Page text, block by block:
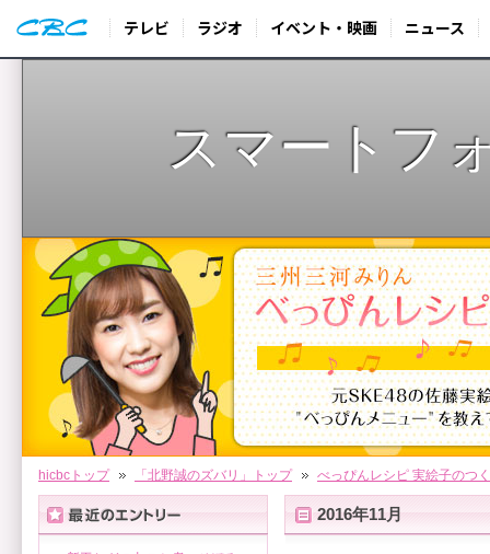
テレビ ラジオ イベント・映画 ニュース
スマートフ
hicbcトップ 「北野誠のズバリ」トップ べっぴんレシピ 実絵子のつ
2016年11月